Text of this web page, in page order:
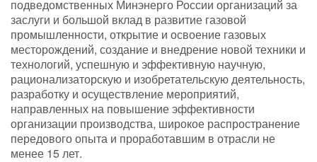
подведомственных Минэнерго России организаций за
заслуги и большой вклад в развитие газовой
промышленности, открытие и освоение газовых
месторождений, создание и внедрение новой техники и
технологий, успешную и эффективную научную,
рационализаторскую и изобретательскую деятельность,
разработку и осуществление мероприятий,
направленных на повышение эффективности
организации производства, широкое распространение
передового опыта и проработавшим в отрасли не
менее 15 лет.